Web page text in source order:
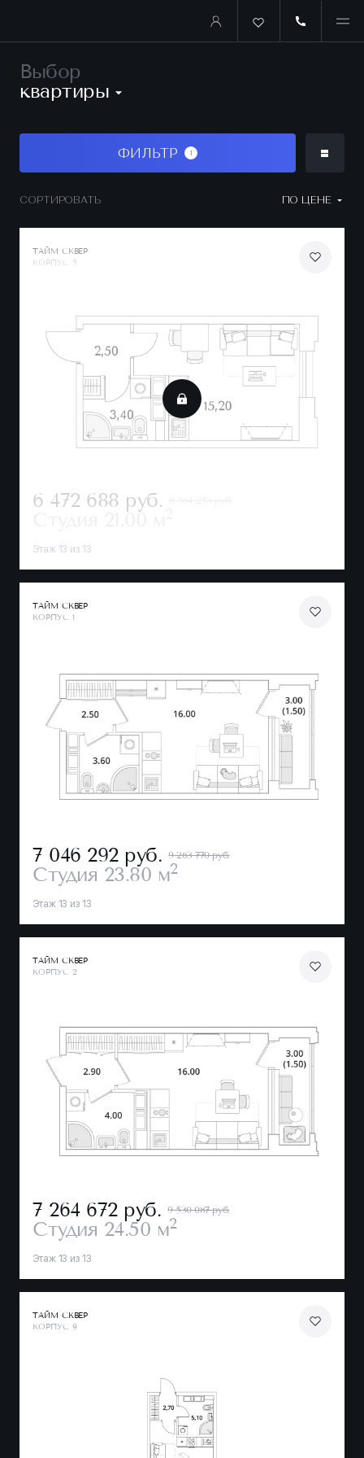
Выбор
квартиры
СОРТИРОВАТЬ ПО ЦЕНЕ
ФИЛЬТР 1
ТАЙМ СКВЕР
КОРПУС 5
6 472 688 руб.
21.00 м
Этаж 13 из 13
ТАЙМ СКВЕР
КОРПУС 1
7 046 292 руб. 9 263 770 руб.
Студия 23.80 м2
Этаж 13 из 13
ТАЙМ СКВЕР
КОРПУС 2
7 264 672 руб. 9 530 087 руб.
Студия 24.50 м2
Этаж 13 из 13
ТАЙМ СКВЕР
КОРПУС 9